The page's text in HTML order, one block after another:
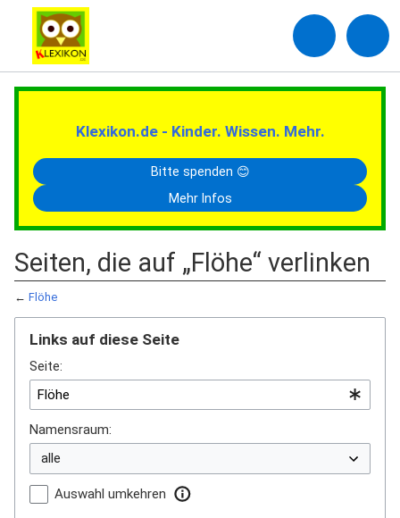
Klexikon.de - Kinder. Wissen. Mehr.
Bitte spenden 😊
Mehr Infos
Seiten, die auf „Flöhe“ verlinken
← Flöhe
Links auf diese Seite
Seite:
Namensraum:
Auswahl umkehren